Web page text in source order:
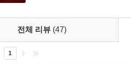
》)
백산맥』 일어판 10권 완간(집영사와
전체 리뷰 (47)
1